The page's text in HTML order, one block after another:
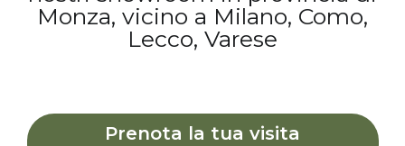
Monza, vicino a Milano, Como,
Lecco, Varese
Prenota la tua visita